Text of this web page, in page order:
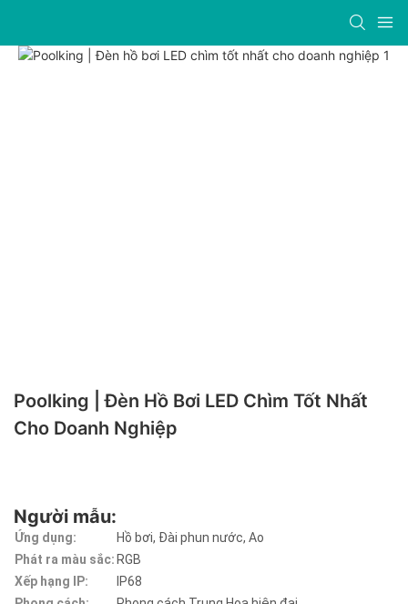
Poolking | Đèn Hồ Bơi LED Chìm Tốt Nhất
Cho Doanh Nghiệp
Người mẫu:
Ứng dụng:
Hồ bơi, Đài phun nước, Ao
Phát ra màu sắc: RGB
Xếp hạng IP:
IP68